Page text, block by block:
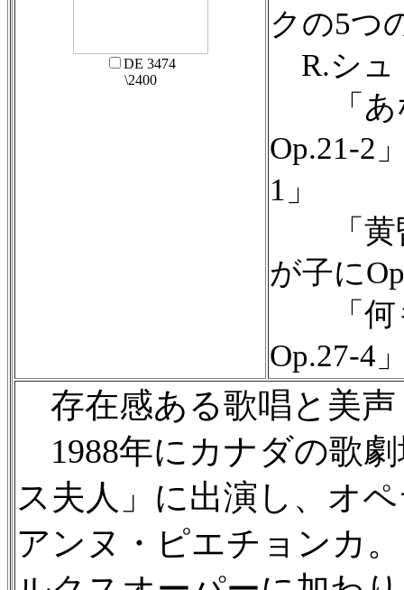
DE 3474
\2400
クの5つ
R.シュ
「あ
Op.21-2
1」
「黄昏
が子に
「何も
Op.27-4
存在感ある歌唱と美声
1988年にカナダの歌
ス夫人」に出演し、オ
アンヌ・ピエチョンカ